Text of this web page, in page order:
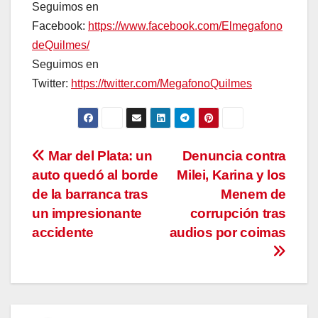
Seguimos en
Facebook: https://www.facebook.com/Elmegafono
deQuilmes/
Seguimos en
Twitter: https://twitter.com/MegafonoQuilmes
Navegación
de
entradas
Denuncia contra
Milei, Karina y los
Menem de
corrupción tras
audios por coimas
Mar del Plata: un
auto quedó al borde
de la barranca tras
un impresionante
accidente